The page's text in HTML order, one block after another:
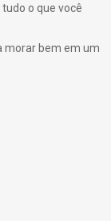
o que você
morar bem em um